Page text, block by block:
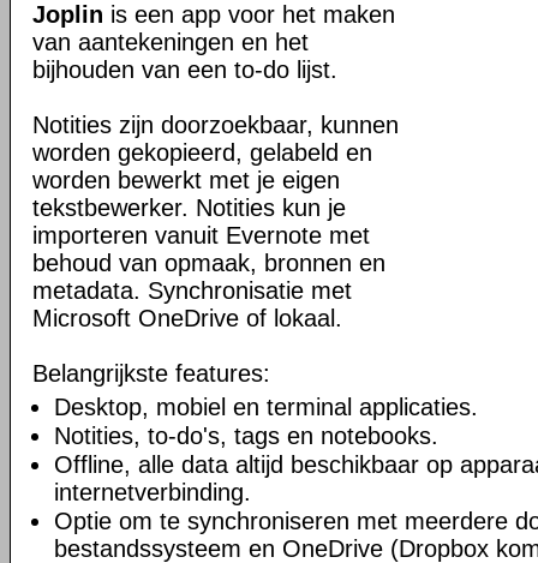
Joplin is een app voor het maken
van aantekeningen en het
bijhouden van een to-do lijst.
Notities zijn doorzoekbaar, kunnen
worden gekopieerd, gelabeld en
worden bewerkt met je eigen
tekstbewerker. Notities kun je
importeren vanuit Evernote met
behoud van opmaak, bronnen en
metadata. Synchronisatie met
Microsoft OneDrive of lokaal.
Belangrijkste features:
Desktop, mobiel en terminal applicaties.
Notities, to-do's, tags en notebooks.
Offline, alle data altijd beschikbaar op
internetverbinding.
Optie om te synchroniseren met meerdere
bestandssysteem en OneDrive (Dropbox